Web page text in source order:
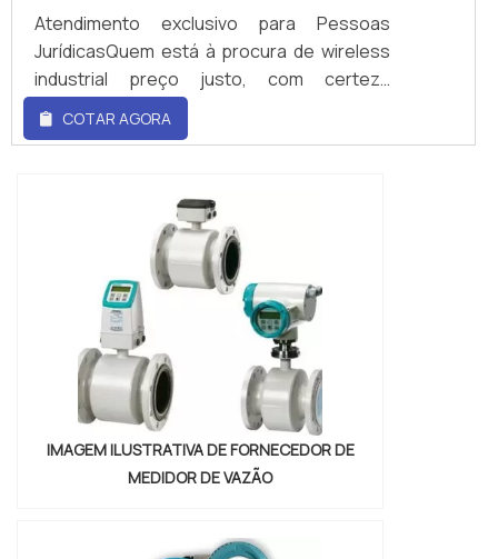
Atendimento exclusivo para Pessoas
JurídicasQuem está à procura de wireless
industrial preço justo, com certeza
descobrirá na líder do segmento WRoma.
Comparando por meio da plataforma de
mercado. Quando a busca é por wireless
industrial preço, com a WRoma obterá
assertividade com comprometimento com
os resultados dos clientes.MAIS DETALHES
INTERESSANTES SOBRE W...
COTAR AGORA
IMAGEM ILUSTRATIVA DE FORNECEDOR DE
MEDIDOR DE VAZÃO